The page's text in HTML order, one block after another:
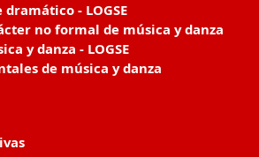
- LOGSE
no formal de música y danza
y danza - LOGSE
de música y danza